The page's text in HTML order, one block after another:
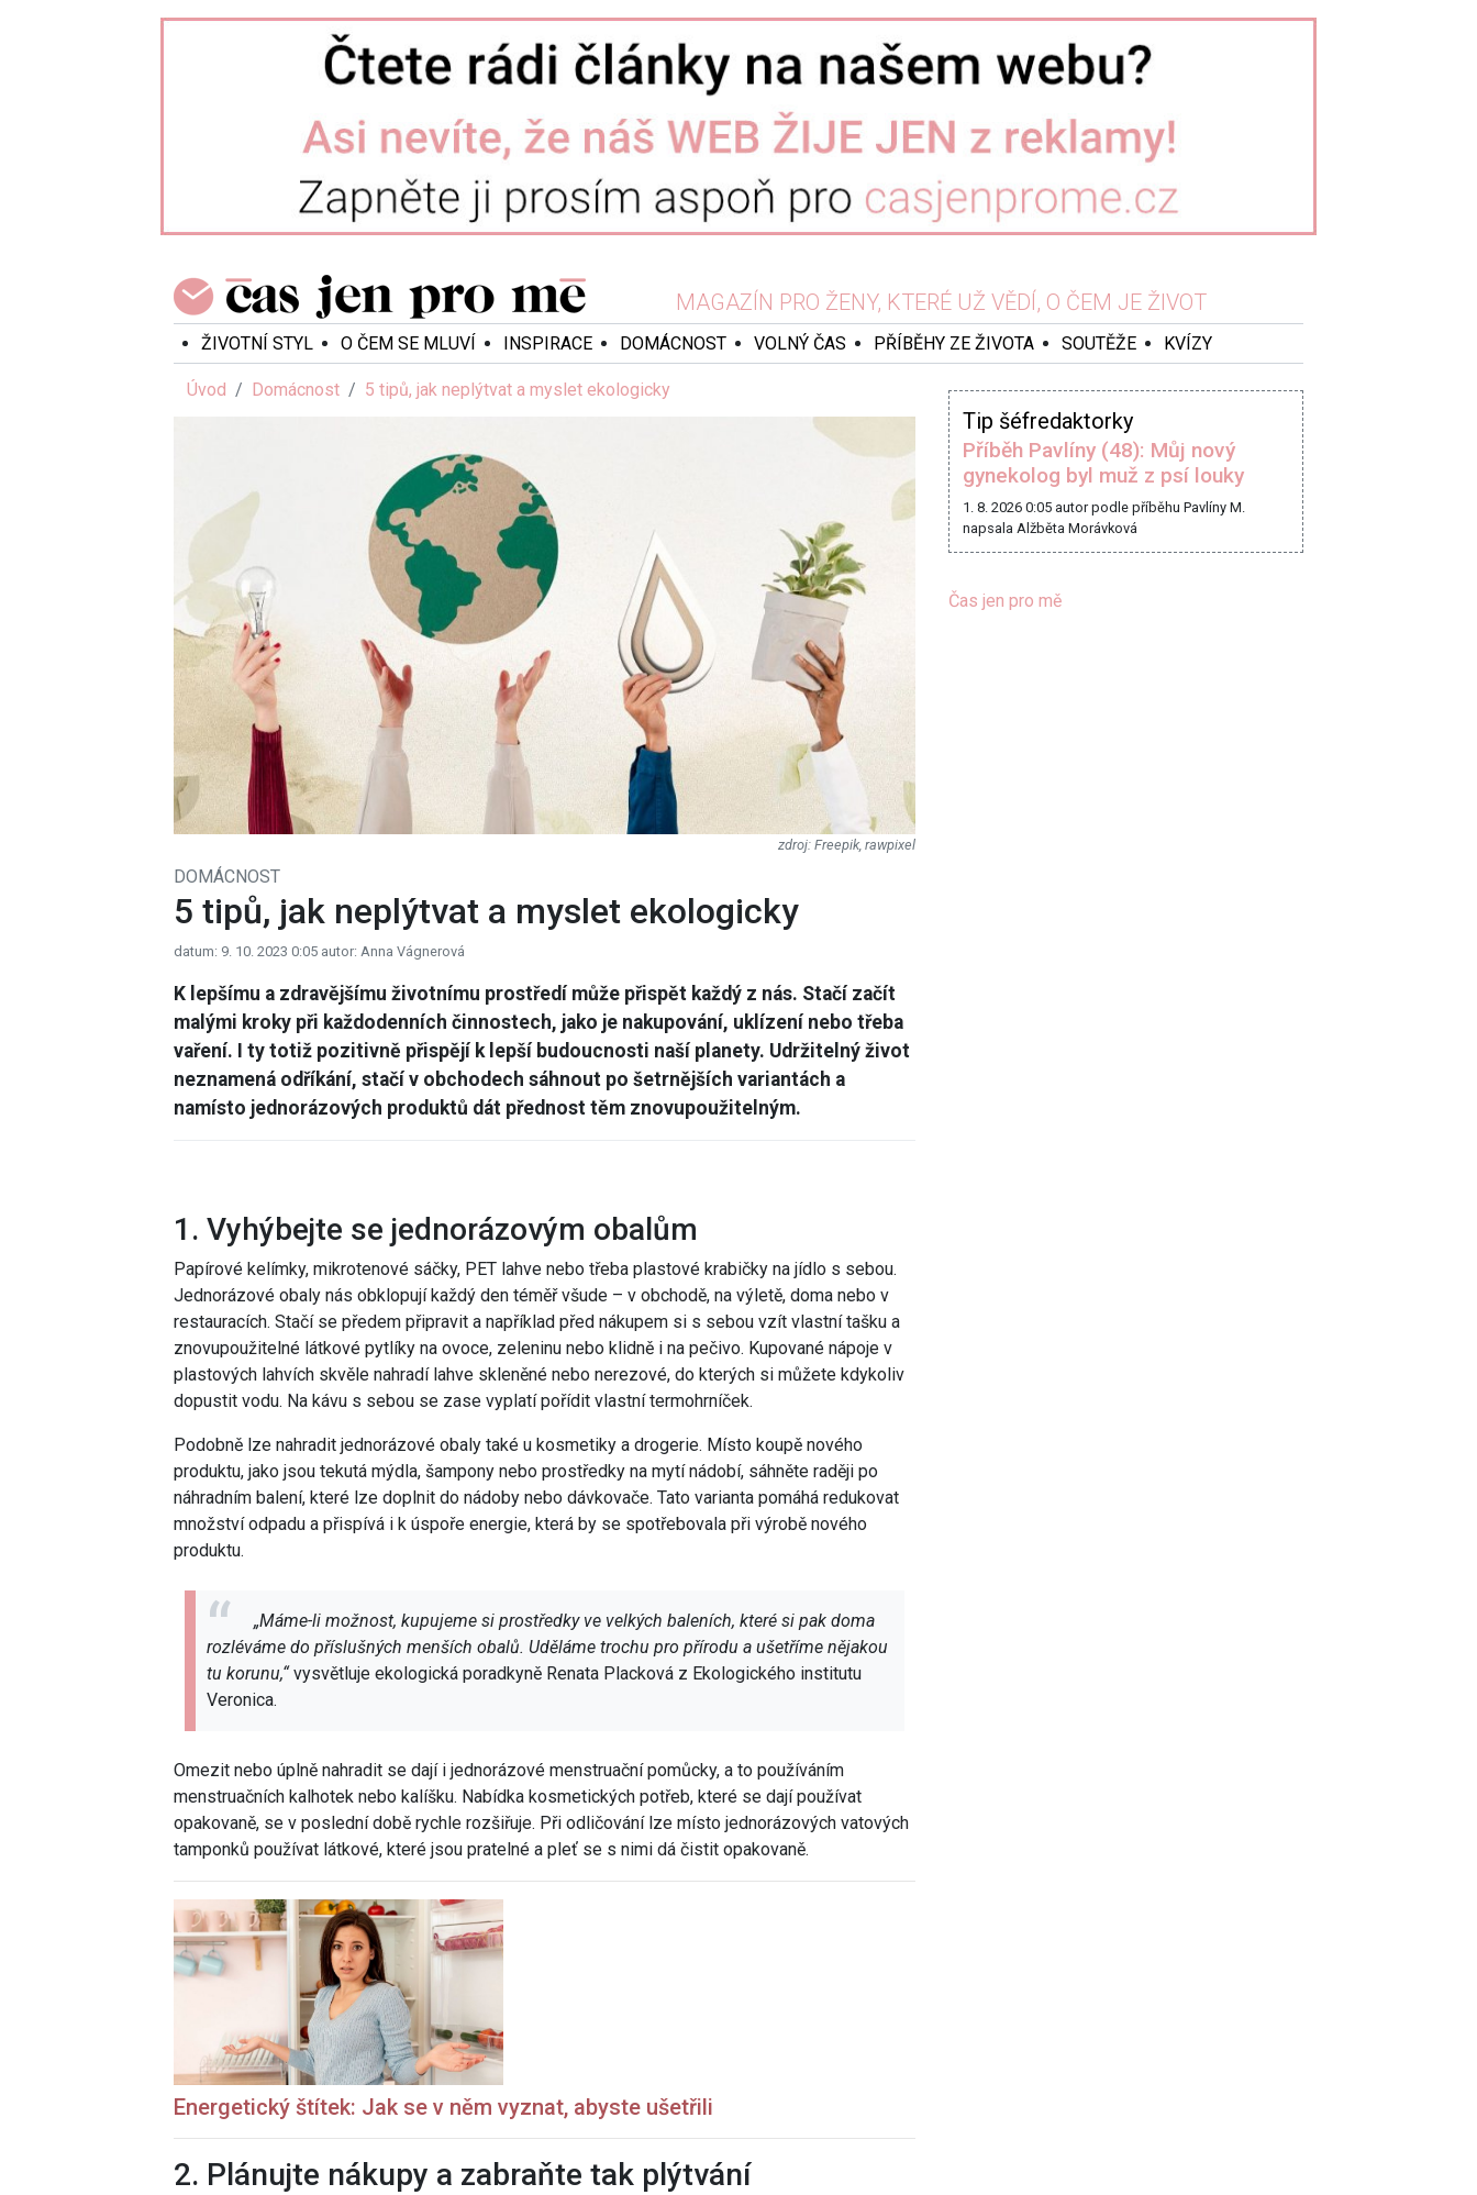
MAGAZÍN PRO ŽENY, KTERÉ UŽ VĚDÍ, O ČEM JE ŽIVOT
ŽIVOTNÍ STYL O ČEM SE MLUVÍ INSPIRACE DOMÁCNOST VOLNÝ ČAS PŘÍBĚHY ZE ŽIVOTA SOUTĚŽE KVÍZY
Úvod Domácnost 5 tipů, jak neplýtvat a myslet ekologicky
Freepik, rawpixel
DOMÁCNOST
5 tipů, jak neplýtvat a myslet ekologicky
datum: 9. 10. 2023 0:05 autor: Anna Vágnerová
K lepšímu a zdravějšímu životnímu prostředí může přispět každý z nás. Stačí začít
malými kroky při každodenních činnostech, jako je nakupování, uklízení nebo třeba
vaření. I ty totiž pozitivně přispějí k lepší budoucnosti naší planety. Udržitelný život
neznamená odříkání, stačí v obchodech sáhnout po šetrnějších variantách a
namísto jednorázových produktů dát přednost těm znovupoužitelným.
1. Vyhýbejte se jednorázovým obalům
Papírové kelímky, mikrotenové sáčky, PET lahve nebo třeba plastové krabičky na jídlo s sebou.
Jednorázové obaly nás obklopují každý den téměř všude – v obchodě, na výletě, doma nebo v
restauracích. Stačí se předem připravit a například před nákupem si s sebou vzít vlastní tašku a
znovupoužitelné látkové pytlíky na ovoce, zeleninu nebo klidně i na pečivo. Kupované nápoje v
plastových lahvích skvěle nahradí lahve skleněné nebo nerezové, do kterých si můžete kdykoliv
dopustit vodu. Na kávu s sebou se zase vyplatí pořídit vlastní termohrníček.
Podobně lze nahradit jednorázové obaly také u kosmetiky a drogerie. Místo koupě nového
produktu, jako jsou tekutá mýdla, šampony nebo prostředky na mytí nádobí, sáhněte raději po
náhradním balení, které lze doplnit do nádoby nebo dávkovače. Tato varianta pomáhá redukovat
množství odpadu a přispívá i k úspoře energie, která by se spotřebovala při výrobě nového
produktu.
„Máme-li možnost, kupujeme si prostředky ve velkých baleních, které si pak doma
rozléváme do příslušných menších obalů. Uděláme trochu pro přírodu a ušetříme nějakou
tu korunu,“ vysvětluje ekologická poradkyně Renata Placková z Ekologického institutu
Veronica.
Omezit nebo úplně nahradit se dají i jednorázové menstruační pomůcky, a to používáním
menstruačních kalhotek nebo kalíšku. Nabídka kosmetických potřeb, které se dají používat
opakovaně, se v poslední době rychle rozšiřuje. Při odličování lze místo jednorázových vatových
tamponků používat látkové, které jsou pratelné a pleť se s nimi dá čistit opakovaně.
Energetický štítek: Jak se v něm vyznat, abyste ušetřili
2. Plánujte nákupy a zabraňte tak plýtvání
Tip šéfredaktorky
Příběh Pavlíny (48): Můj nový
gynekolog byl muž z psí louky
1. 8. 2026 0:05 autor podle příběhu Pavlíny M.
napsala Alžběta Morávková
Čas jen pro mě